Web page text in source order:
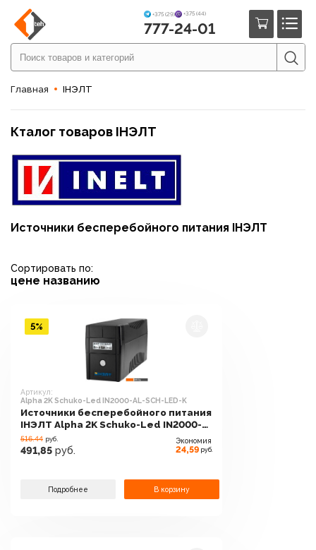
+375 (29) +375 (44)
777-24-01
Главная IНЭЛТ
Кталог товаров IНЭЛТ
Источники бесперебойного питания IНЭЛТ
Сортировать по:
цене названию
Артикул:
Alpha 2K Schuko-Led IN2000-AL-SCH-LED-K
Источники бесперебойного питания
IНЭЛТ Alpha 2K Schuko-Led IN2000-
AL-SCH-LED-K
516.44 руб.
491,85 руб.
Экономия
24,59 руб.
Подробнее В корзину
5%